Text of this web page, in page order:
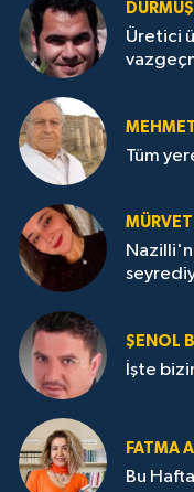
Üretici
Tüm
ŞENOL
İşte
FATMA
Bu